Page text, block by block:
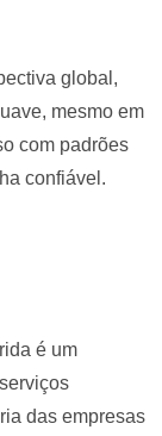
global,
mesmo em
com padrões
confiável.
é um
das empresas